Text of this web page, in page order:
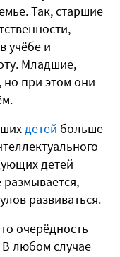
Так, старшие
учёбе и
Младшие,
но при этом они
детей больше
детей
размывается,
развиваться.
очерёдность
любом случае